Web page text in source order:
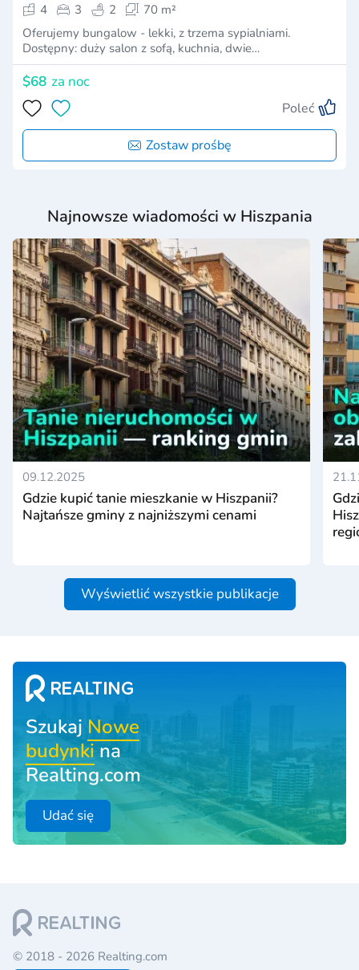
4
3 2
70 m²
Oferujemy bungalow - lekki, z trzema sypialniami.
Dostępny: duży salon z sofą, kuchnia, dwie…
$68 za noc
Poleć
Zostaw prośbę
Najnowsze wiadomości w Hiszpania
09.12.2025
Gdzie kupić tanie mieszkanie w Hiszpanii?
Najtańsze gminy z najniższymi cenami
Wyświetlić wszystkie publikacje
Szukaj Nowe
budynkina
Realting.com
Udać się
© 2018 - 2026 Realting.com